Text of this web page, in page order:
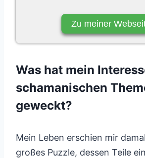
Zu meiner
Was hat mein
schamanischen
geweckt?
Mein Leben erschien mir
großes Puzzle, dessen Teile